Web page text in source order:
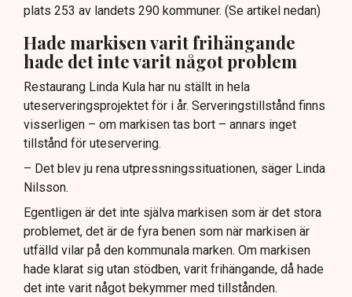
plats 253 av landets 290 kommuner. (Se artikel nedan)
Hade markisen varit frihängande
hade det inte varit något problem
Restaurang Linda Kula har nu ställt in hela
uteserveringsprojektet för i år. Serveringstillstånd finns
visserligen – om markisen tas bort – annars inget
tillstånd för uteservering.
– Det blev ju rena utpressningssituationen, säger Linda
Nilsson.
Egentligen är det inte själva markisen som är det stora
problemet, det är de fyra benen som när markisen är
utfälld vilar på den kommunala marken. Om markisen
hade klarat sig utan stödben, varit frihängande, då hade
det inte varit något bekymmer med tillstånden.